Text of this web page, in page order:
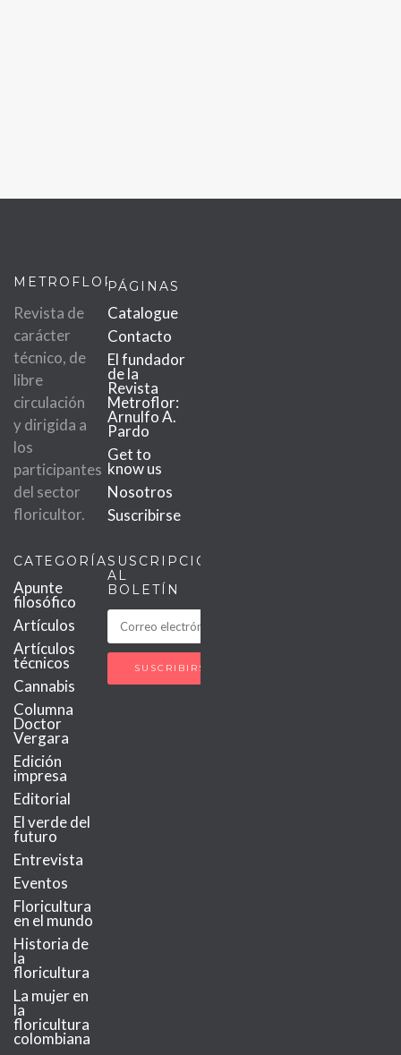
METROFLOR
Revista de
carácter
técnico, de
libre
circulación
y dirigida a
los
participantes
del sector
floricultor.
PÁGINAS
Catalogue
Contacto
El fundador
de la
Revista
Metroflor:
Arnulfo A.
Pardo
Get to
know us
Nosotros
Suscribirse
CATEGORÍAS
Apunte
filosófico
Artículos
Artículos
técnicos
Cannabis
Columna
Doctor
Vergara
Edición
impresa
Editorial
El verde del
futuro
Entrevista
Eventos
Floricultura
en el mundo
Historia de
la
floricultura
La mujer en
la
floricultura
colombiana
SUSCRIPCIÓN
AL
BOLETÍN